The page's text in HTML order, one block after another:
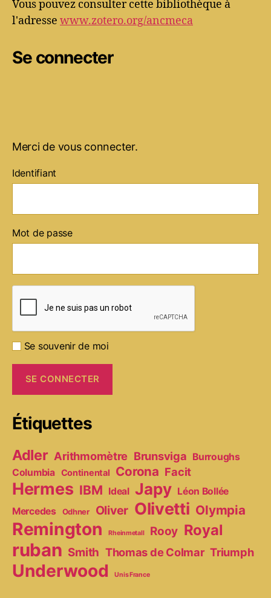
Vous pouvez consulter cette bibliothèque à
l'adresse www.zotero.org/ancmeca
Se connecter
Merci de vous connecter.
Identifiant
Mot de passe
Se souvenir de moi
Étiquettes
Adler Arithmomètre Brunsviga Burroughs
Columbia Continental Corona Facit
Hermes IBM Ideal Japy Léon Bollée
Mercedes
Odhner Oliver Olivetti Olympia
Remington Rheinmetall Rooy Royal
ruban Smith Thomas de Colmar Triumph
Underwood Unis France